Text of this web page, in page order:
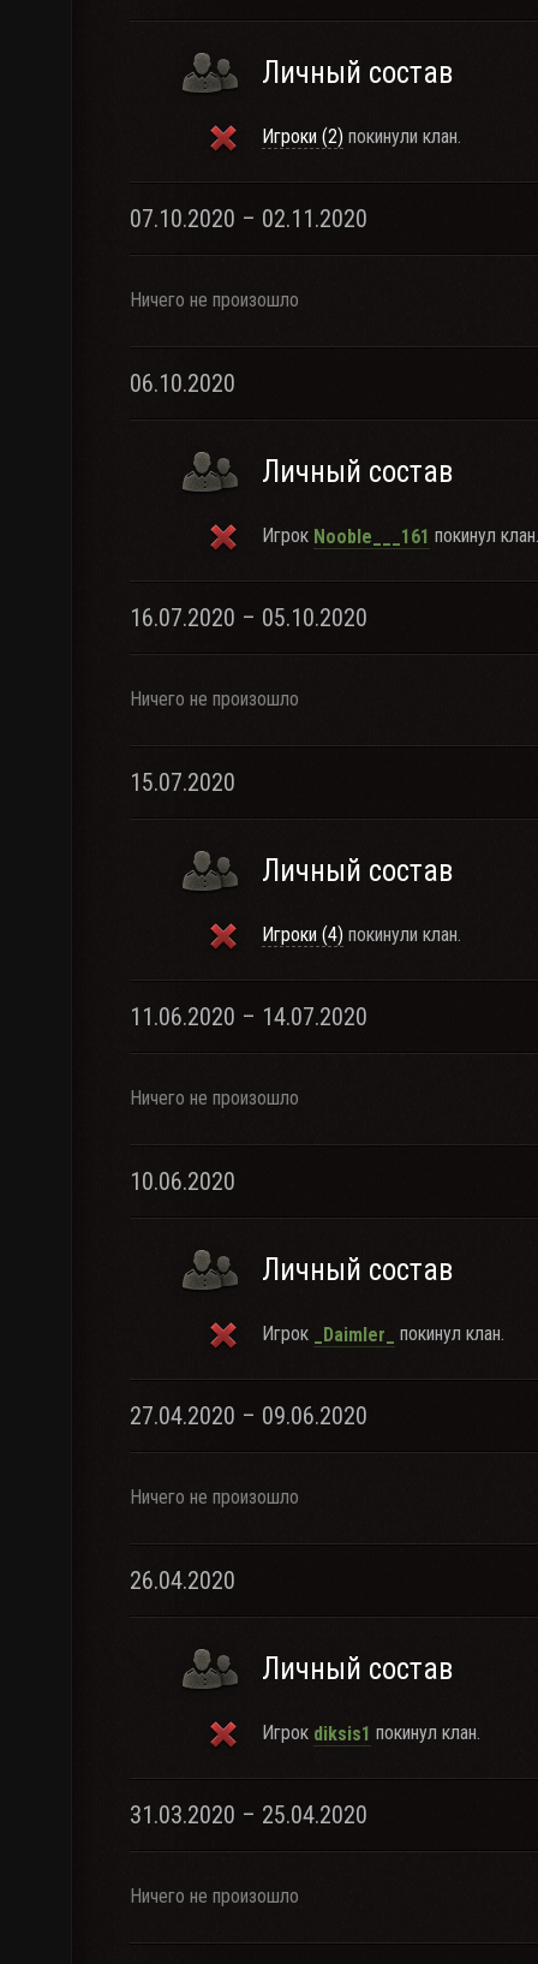
Личный состав
Игроки (2) покинули клан.
07.10.2020 – 02.11.2020
Ничего не произошло
06.10.2020
Личный состав
Игрок Nooble___161 покинул клан.
16.07.2020 – 05.10.2020
Ничего не произошло
15.07.2020
Личный состав
Игроки (4) покинули клан.
11.06.2020 – 14.07.2020
Ничего не произошло
10.06.2020
Личный состав
Игрок _Daimler_ покинул клан.
27.04.2020 – 09.06.2020
Ничего не произошло
26.04.2020
Личный состав
Игрок diksis1 покинул клан.
31.03.2020 – 25.04.2020
Ничего не произошло